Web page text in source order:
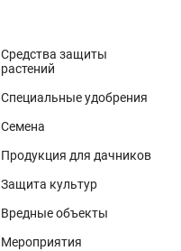
Средства защиты
растений
Специальные удобрения
Семена
Продукция для дачников
Защита культур
Вредные объекты
Мероприятия